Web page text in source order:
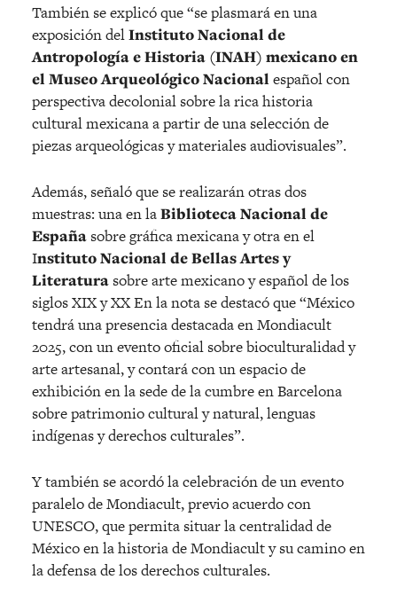
También se explicó que “se plasmará en una
exposición delInstituto Nacional de
Antropología e Historia (INAH) mexicano en
el Museo Arqueológico Nacional español con
perspectiva decolonial sobre la rica historia
cultural mexicana a partir de una selección de
piezas arqueológicas y materiales audiovisuales”.
Además, señaló que se realizarán otras dos
muestras: una en laBiblioteca Nacional de
Españasobre gráfica mexicana y otra en el
Instituto Nacional de Bellas Artes y
Literaturasobre arte mexicano y español de los
siglos XIX y XX En la nota se destacó que “México
tendrá una presencia destacada en Mondiacult
2025, con un evento oficial sobre bioculturalidad y
arte artesanal, y contará con un espacio de
exhibición en la sede de la cumbre en Barcelona
sobre patrimonio cultural y natural, lenguas
indígenas y derechos culturales”.
Y también se acordó la celebración de un evento
paralelo de Mondiacult, previo acuerdo con
UNESCO, que permita situar la centralidad de
México en la historia de Mondiacult y su camino en
la defensa de los derechos culturales.